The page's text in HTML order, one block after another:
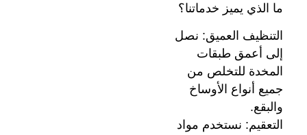
ما الذي يميز خدماتنا؟
التنظيف العميق: نصل
إلى أعمق طبقات
المخدة للتخلص من
جميع أنواع الأوساخ
والبقع.
التعقيم: نستخدم مواد